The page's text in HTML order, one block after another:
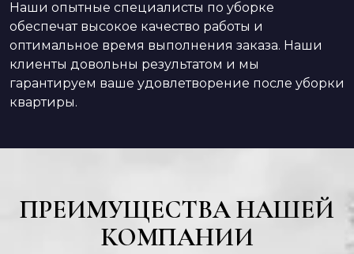
Наши опытные специалисты по уборке
обеспечат высокое качество работы и
оптимальное время выполнения заказа. Наши
клиенты довольны результатом и мы
гарантируем ваше удовлетворение после уборки
квартиры.
ПРЕИМУЩЕСТВА НАШЕЙ
КОМПАНИИ